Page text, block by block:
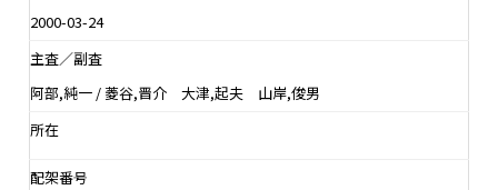
2000-03-24
主査／副査
阿部,純一 / 菱谷,晋介 大津,起夫 山岸,俊男
所在
配架番号